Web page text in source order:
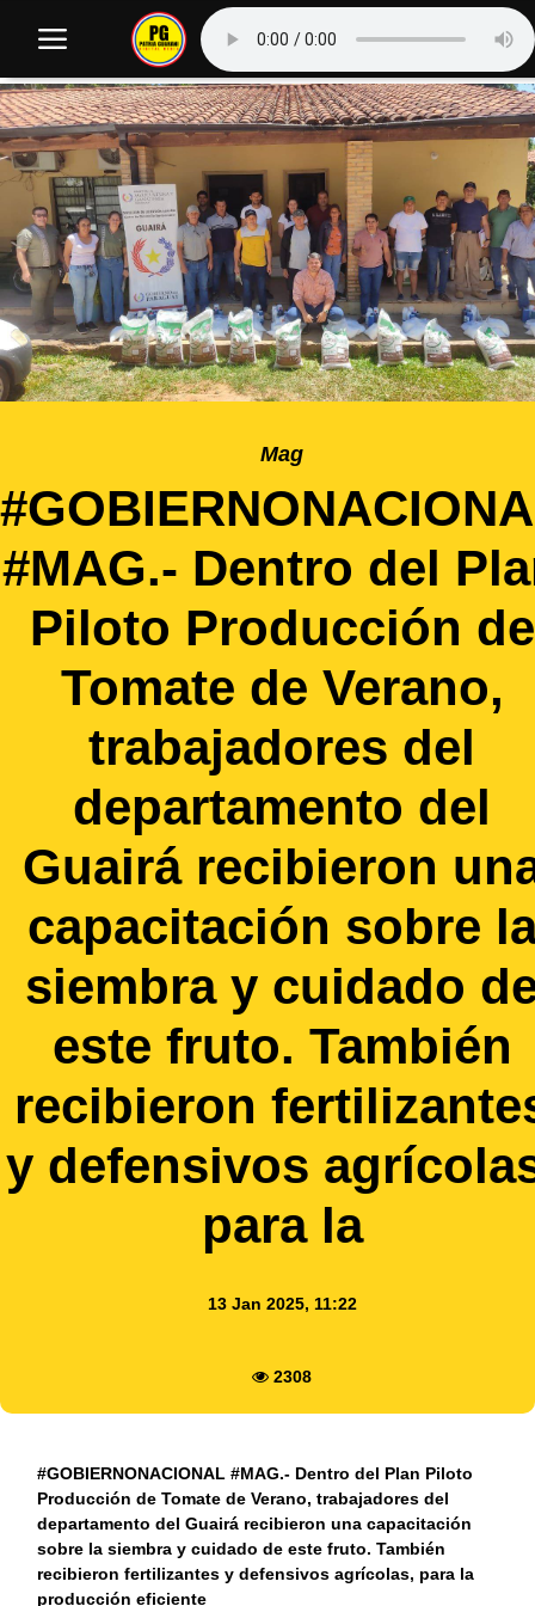
Mag
#MAG.- Dentro del
Piloto Producción de
Tomate de Verano,
trabajadores del
departamento del
Guairá recibieron
capacitación sobre
siembra y cuidado
este fruto. También
recibieron
y defensivos
para la
13 Jan 2025, 11:22
2308
#GOBIERNONACIONAL #MAG.- Dentro del Plan Piloto
Producción de Tomate de Verano, trabajadores del
departamento del Guairá recibieron una capacitación
sobre la siembra y cuidado de este fruto. También
recibieron fertilizantes y defensivos agrícolas, para la
producción eficiente